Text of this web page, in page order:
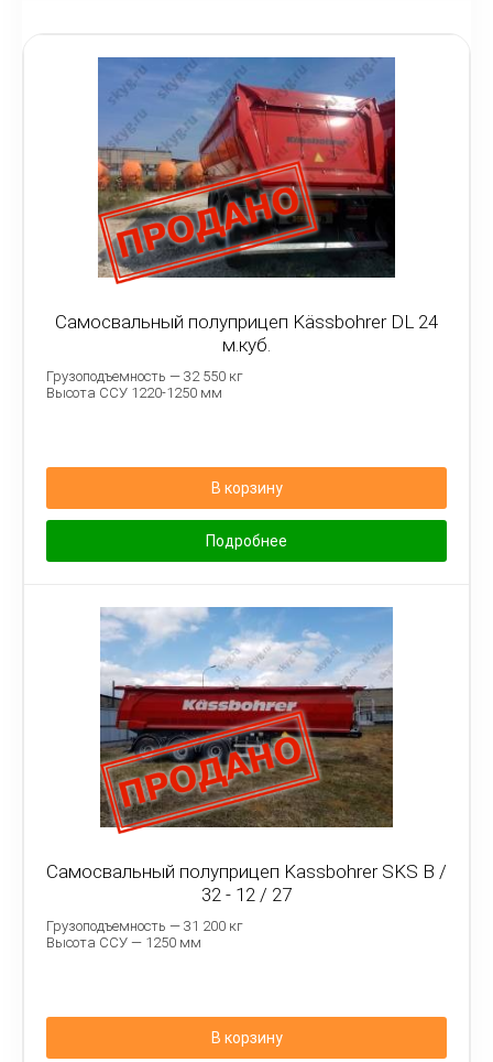
Самосвальный полуприцеп Kässbohrer DL 24
м.куб.
Грузоподъемность — 32 550 кг
Высота ССУ 1220-1250 мм
В корзину
Подробнее
Самосвальный полуприцеп Kassbohrer SKS B /
32 - 12 / 27
Грузоподъемность — 31 200 кг
Высота ССУ — 1250 мм
В корзину